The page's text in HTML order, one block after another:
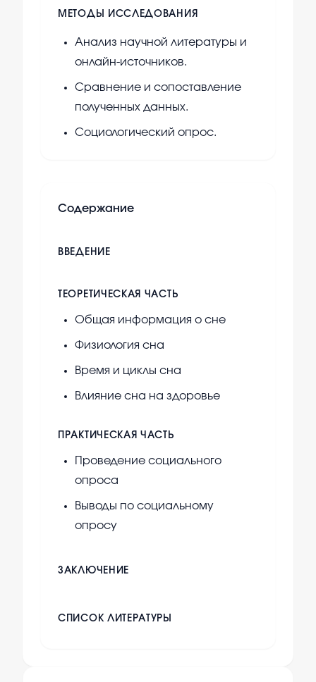
МЕТОДЫ ИССЛЕДОВАНИЯ
Анализ научной литературы и
онлайн-источников.
Сравнение и сопоставление
полученных данных.
Социологический опрос.
Содержание
ВВЕДЕНИЕ
ТЕОРЕТИЧЕСКАЯ ЧАСТЬ
Общая информация о сне
Физиология сна
Время и циклы сна
Влияние сна на здоровье
ПРАКТИЧЕСКАЯ ЧАСТЬ
Проведение социального
опроса
Выводы по социальному
опросу
ЗАКЛЮЧЕНИЕ
СПИСОК ЛИТЕРАТУРЫ